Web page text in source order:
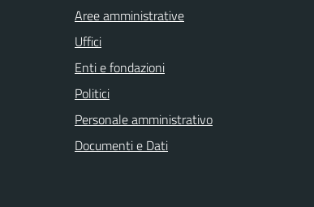
Aree amministrative
Uffici
Enti e fondazioni
Politici
Personale amministrativo
Documenti e Dati